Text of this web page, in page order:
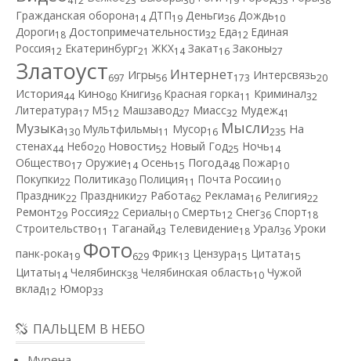
Гражданская оборона14 ДТП19 Деньги36 Дождь10
Дороги18 Достопримечательности32 Еда12 Единая
Россия12 Екатеринбург21 ЖКХ14 Закат16 Законы27
Златоуст697 Игры56 Интернет173 Интерсвязь20
История44 Кино80 Книги36 Красная горка11 Криминал32
Литература17 М512 Машзавод27 Миасс32 Мудеж41
Музыка130 Мультфильмы11 Мусор16 Мысли235 На
стенах44 Небо20 Новости52 Новый Год25 Ночь14
Общество17 Оружие14 Осень15 Погода48 Пожар10
Покупки22 Политика30 Полиция11 Почта России10
Праздник22 Праздники27 Работа62 Реклама16 Религия22
Ремонт29 Россия22 Сериалы10 Смерть12 Снег36 Спорт18
Строительство11 Таганай43 Телевидение18 Урал36 Уроки
панк-рока19 Фото629 Фрик13 Цензура15 Цитата15
Цитаты14 Челябинск38 Челябинская область10 Чужой
вклад12 Юмор33
ПАЛЬЦЕМ В НЕБО